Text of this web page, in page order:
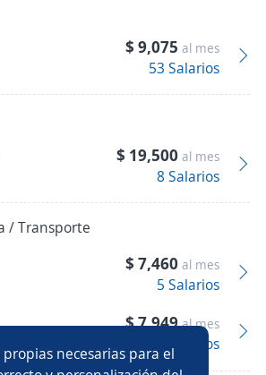
necesarias para el
$ 9,075 al mes
53 Salarios
$ 19,500 al mes
8 Salarios
/ Transporte
$ 7,460 al mes
5 Salarios
$ 7,949al mes
10 Salarios